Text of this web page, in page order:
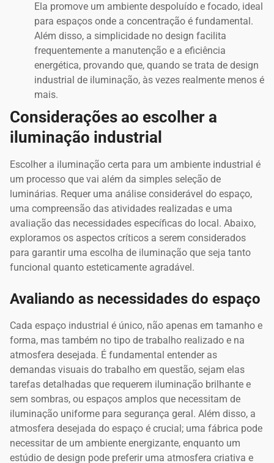
Ela promove um ambiente despoluído e focado, ideal
para espaços onde a concentração é fundamental.
Além disso, a simplicidade no design facilita
frequentemente a manutenção e a eficiência
energética, provando que, quando se trata de design
industrial de iluminação, às vezes realmente menos é
mais.
Considerações ao escolher a
iluminação industrial
Escolher a iluminação certa para um ambiente industrial é
um processo que vai além da simples seleção de
luminárias. Requer uma análise considerável do espaço,
uma compreensão das atividades realizadas e uma
avaliação das necessidades específicas do local. Abaixo,
exploramos os aspectos críticos a serem considerados
para garantir uma escolha de iluminação que seja tanto
funcional quanto esteticamente agradável.
Avaliando as necessidades do espaço
Cada espaço industrial é único, não apenas em tamanho e
forma, mas também no tipo de trabalho realizado e na
atmosfera desejada. É fundamental entender as
demandas visuais do trabalho em questão, sejam elas
tarefas detalhadas que requerem iluminação brilhante e
sem sombras, ou espaços amplos que necessitam de
iluminação uniforme para segurança geral. Além disso, a
atmosfera desejada do espaço é crucial; uma fábrica pode
necessitar de um ambiente energizante, enquanto um
estúdio de design pode preferir uma atmosfera criativa e